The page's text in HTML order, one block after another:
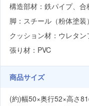
構造部材：鉄パイプ、合
脚：スチール（粉体塗装）
クッション材：ウレタ
張り材：PVC
商品サイズ
(約)幅50×奥行52×高さ